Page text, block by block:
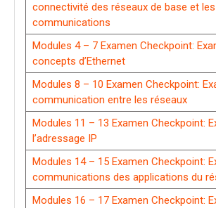
connectivité des réseaux de base et les
communications
Modules 4 – 7 Examen Checkpoint:
concepts d’Ethernet
Modules 8 – 10 Examen Checkpoint:
communication entre les réseaux
Modules 11 – 13 Examen Checkpoint:
l’adressage IP
Modules 14 – 15 Examen Checkpoint:
communications des applications du
Modules 16 – 17 Examen Checkpoint: